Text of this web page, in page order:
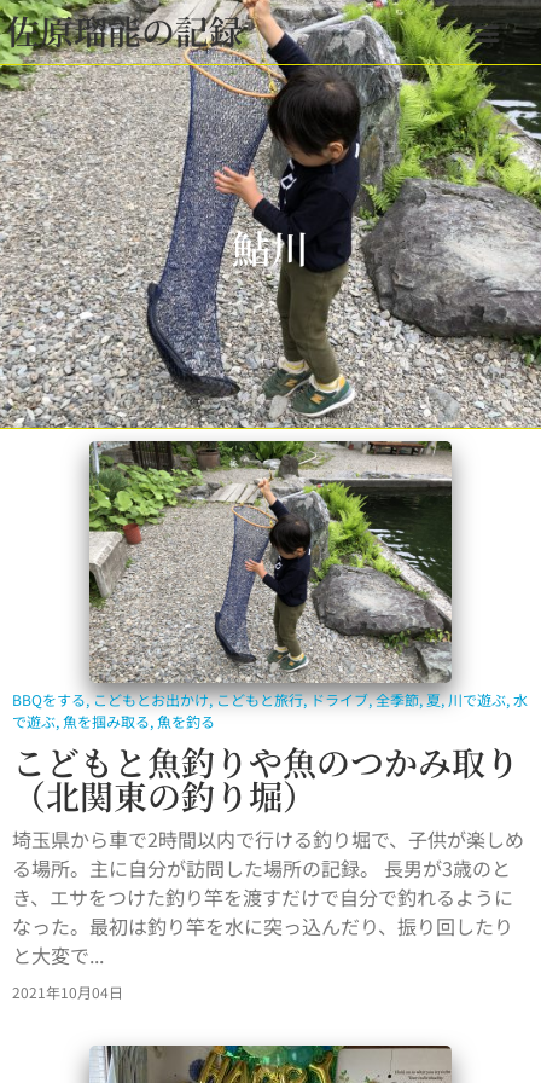
佐原瑠能の記録
鮎川
BBQをする,こどもとお出かけ,こどもと旅行,ドライブ,全季節,夏,川で遊ぶ,水
で遊ぶ,魚を掴み取る,魚を釣る
こどもと魚釣りや魚のつかみ取り
（北関東の釣り堀）
埼玉県から車で2時間以内で行ける釣り堀で、子供が楽しめ
る場所。主に自分が訪問した場所の記録。 長男が3歳のと
き、エサをつけた釣り竿を渡すだけで自分で釣れるように
なった。最初は釣り竿を水に突っ込んだり、振り回したり
と大変で...
2021年10月04日